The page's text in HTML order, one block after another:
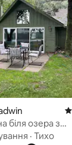
127
біля озера з
сонця
· Тихо